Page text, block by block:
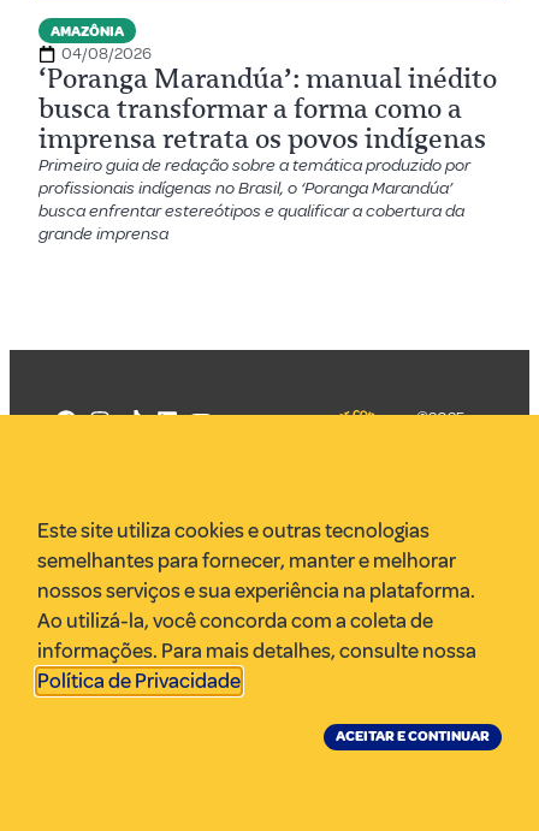
AMAZÔNIA
04/08/2026
‘Poranga Marandúa’: manual inédito
busca transformar a forma como a
imprensa retrata os povos indígenas
Primeiro guia de redação sobre a temática produzido por
profissionais indígenas no Brasil, o ‘Poranga Marandúa’
busca enfrentar estereótipos e qualificar a cobertura da
grande imprensa
VR Assessoria
Parcerias
Envie uma pauta
Anuncie
©2025
Este site utiliza cookies e outras tecnologias
semelhantes para fornecer, manter e melhorar
nossos serviços e sua experiência na plataforma.
Ao utilizá-la, você concorda com a coleta de
informações. Para mais detalhes, consulte nossa
Política de Privacidade.
ACEITAR E CONTINUAR